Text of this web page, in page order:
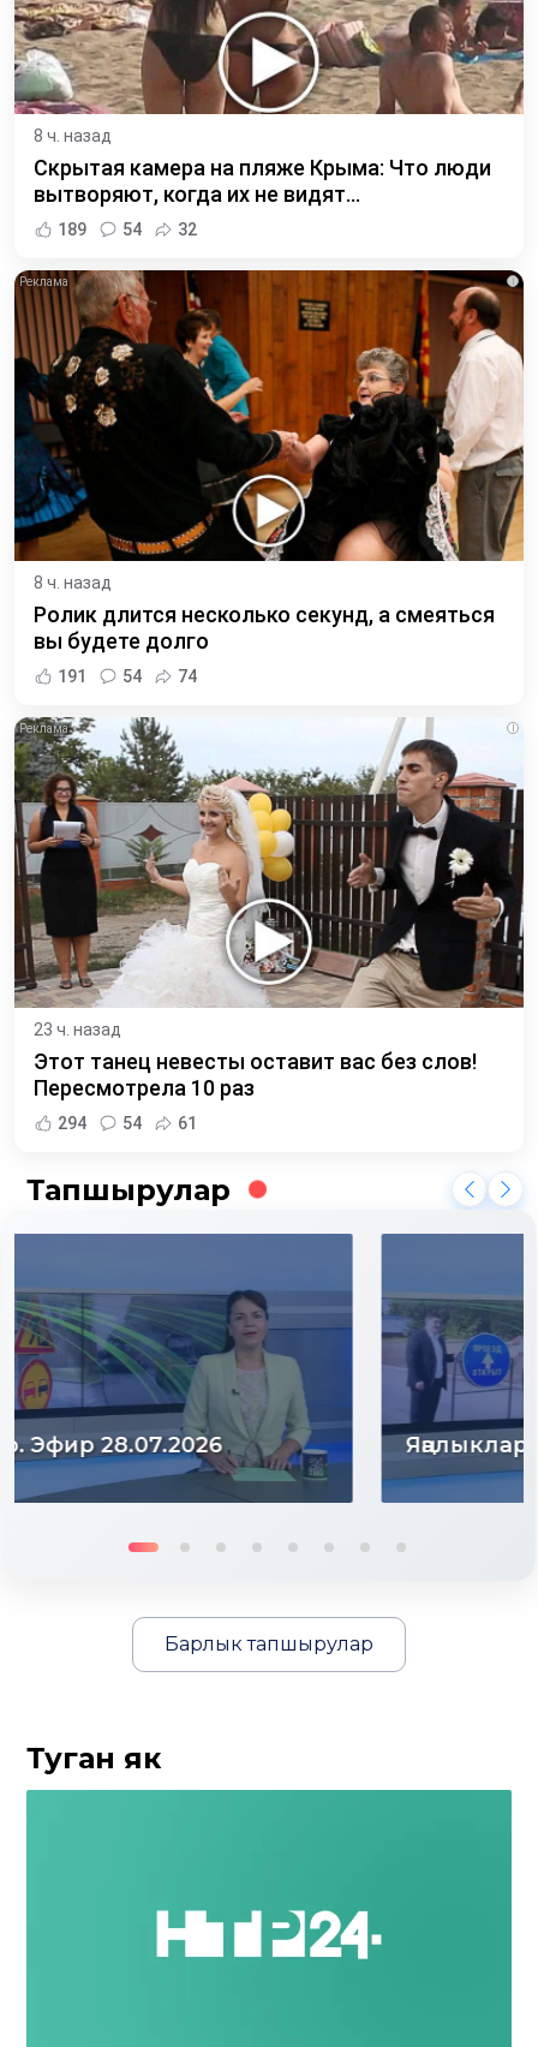
8 ч. назад
Скрытая камера на пляже Крыма: Что люди
вытворяют, когда их не видят...
189 54 32
i
8 ч. назад
Ролик длится несколько секунд, а смеяться
вы будете долго
191 54 74
i
23 ч. назад
Этот танец невесты оставит вас без слов!
Пересмотрела 10 раз
294 54 61
Тапшырулар
Яңалыклар. Эфир 06.08.2026
Барлык тапшырулар
Туган як